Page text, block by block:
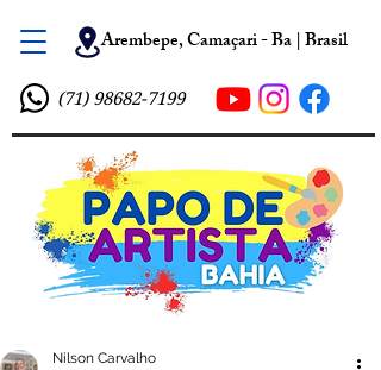
Arembepe, Camaçari - Ba | Brasil
(71) 98682-7199
Nilson Carvalho